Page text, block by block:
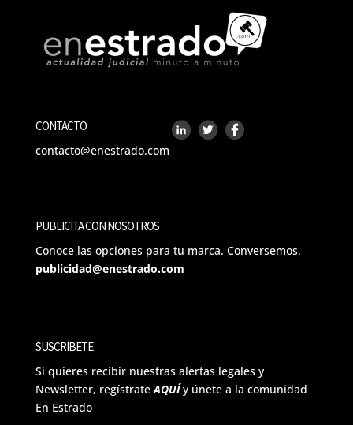
CONTACTO
contacto@enestrado.com
PUBLICITA CON NOSOTROS
Conoce las opciones para tu marca. Conversemos.
publicidad@enestrado.com
SUSCRÍBETE
Si quieres recibir nuestras alertas legales y
Newsletter, regístrateAQUÍ y únete a la comunidad
En Estrado